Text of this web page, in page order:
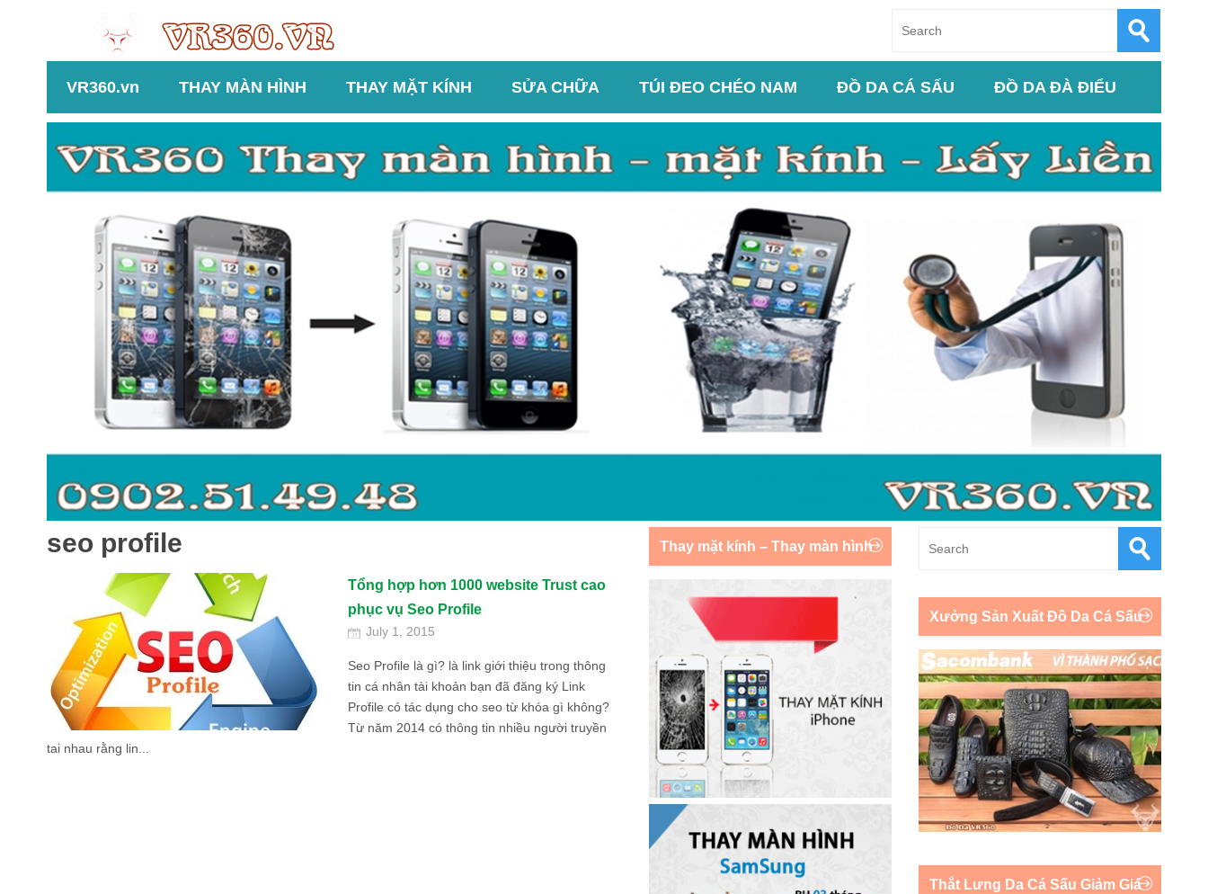
VR360.vn THAY MÀN HÌNH THAY MẶT KÍNH SỬA CHỮA TÚI ĐEO CHÉO NAM ĐỒ DA CÁ SẤU ĐỒ DA ĐÀ ĐIỂU
seo profile
Tổng hợp hơn 1000 website Trust cao
phục vụ Seo Profile
July 1, 2015
Seo Profile là gì? là link giới thiệu trong thông
tin cá nhân tài khoản bạn đã đăng ký Link
Profile có tác dụng cho seo từ khóa gì không?
Từ năm 2014 có thông tin nhiều người truyền
tai nhau rằng lin...
Thay mặt kính – Thay màn hình
Xưởng Sản Xuất Đồ Da Cá Sấu
Thắt Lưng Da Cá Sấu Giảm Giá